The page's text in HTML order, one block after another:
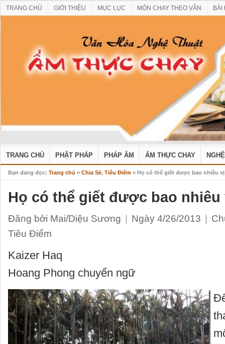
TRANG CHỦ GIỚI THIỆU MỤC LỤC MÓN CHAY THEO VẦN BÀI
TRANG CHỦ PHẬT PHÁP PHÁP ÂM ẨM THỰC CHAY
Bạn đang đọc: Trang chủ » Chia Sẻ, Tiêu Điểm » Họ có thể giết được bao nhiêu
Họ có thể giết được bao nhiêu
Đăng bởi Mai/Diệu Sương Ngày 4/26/2013
Tiêu Điểm
Kaizer Haq
Hoang Phong chuyển ngữ